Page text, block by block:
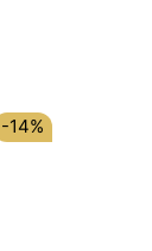
-14%